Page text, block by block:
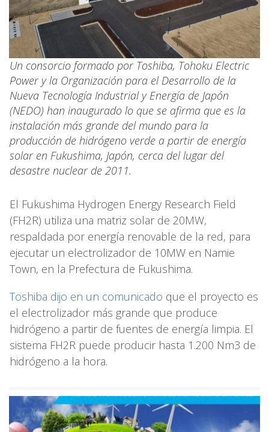
Un consorcio formado por Toshiba, Tohoku Electric
Power y la Organización para el Desarrollo de la
Nueva Tecnología Industrial y Energía de Japón
(NEDO) han inaugurado lo que se afirma que es la
instalación más grande del mundo para la
producción de hidrógeno verde a partir de energía
solar en Fukushima, Japón, cerca del lugar del
desastre nuclear de 2011.
El Fukushima Hydrogen Energy Research Field
(FH2R) utiliza una matriz solar de 20MW,
respaldada por energía renovable de la red, para
ejecutar un electrolizador de 10MW en Namie
Town, en la Prefectura de Fukushima.
Toshiba dijo en un comunicado que el proyecto es
el electrolizador más grande que produce
hidrógeno a partir de fuentes de energía limpia. El
sistema FH2R puede producir hasta 1.200 Nm3 de
hidrógeno a la hora.